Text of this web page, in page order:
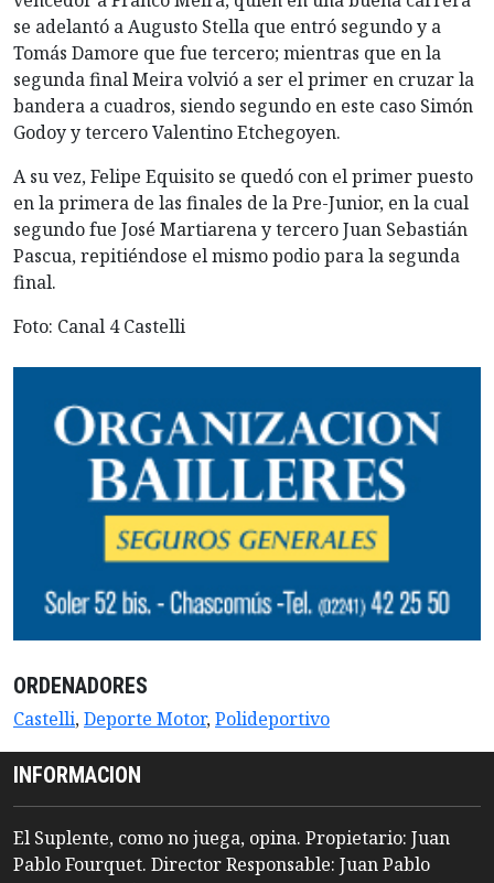
se adelantó a Augusto Stella que entró segundo y a
Tomás Damore que fue tercero; mientras que en la
segunda final Meira volvió a ser el primer en cruzar la
bandera a cuadros, siendo segundo en este caso Simón
Godoy y tercero Valentino Etchegoyen.
A su vez, Felipe Equisito se quedó con el primer puesto
en la primera de las finales de la Pre-Junior, en la cual
segundo fue José Martiarena y tercero Juan Sebastián
Pascua, repitiéndose el mismo podio para la segunda
final.
Foto: Canal 4 Castelli
ORDENADORES
Castelli,Deporte Motor,Polideportivo
INFORMACION
El Suplente, como no juega, opina. Propietario: Juan
Pablo Fourquet. Director Responsable: Juan Pablo